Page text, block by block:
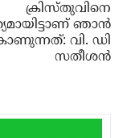
ക്രിസ്തുവിനെ
ഞാന്‍
വി. ഡി
സതീശന്‍